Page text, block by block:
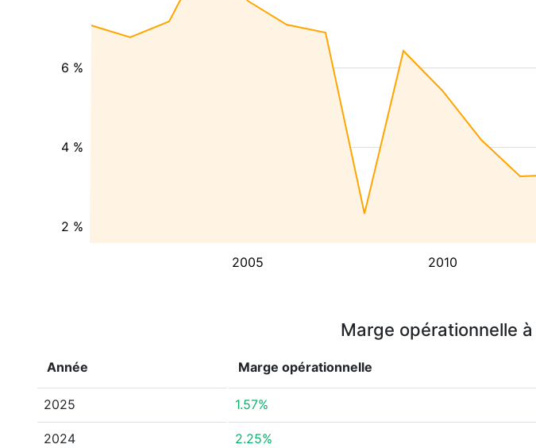
2005 2010
2 %
4 %
6 %
Marge opérationnelle
Année Marge opérationnelle
2025 1.57%
2024 2.25%